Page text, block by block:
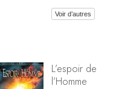
Voir d’autres
L’espoir de
l’Homme